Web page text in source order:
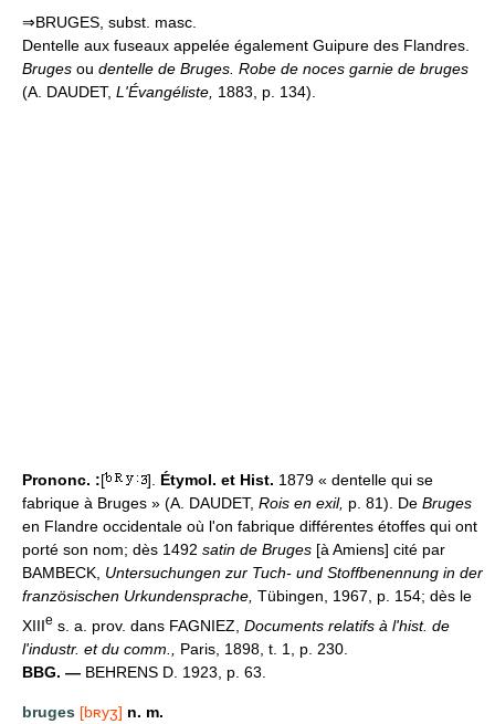
⇒BRUGES, subst. masc.
Dentelle aux fuseaux appelée également Guipure des Flandres.
Bruges ou dentelle de Bruges. Robe de noces garnie de bruges
(A. DAUDET, L'Évangéliste, 1883, p. 134).
Prononc. :[ ]. Étymol. et Hist. 1879 « dentelle qui se
fabrique à Bruges » (A. DAUDET, Rois en exil, p. 81). De Bruges
en Flandre occidentale où l'on fabrique différentes étoffes qui ont
porté son nom; dès 1492 satin de Bruges [à Amiens] cité par
BAMBECK, Untersuchungen zur Tuch- und Stoffbenennung in der
französischen Urkundensprache, Tübingen, 1967, p. 154; dès le
XIIIe s. a. prov. dans FAGNIEZ, Documents relatifs à l'hist. de
l'industr. et du comm.,
Paris, 1898, t. 1, p. 230.
BBG. — BEHRENS D. 1923, p. 63.
bruges [bʀyʒ] n. m.